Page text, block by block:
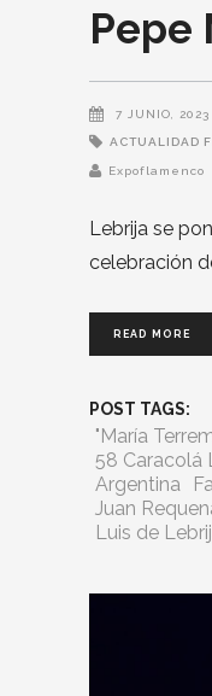
Pepe
7 JUNIO, 2023
ACTUALIDAD
Expoflamenco
Lebrija se
celebración
READ MORE
POST TAGS:
"María
58 Caracolá
Argentina
Juan
Luis de